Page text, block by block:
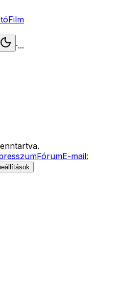
Film
·...
FórumE-mail: